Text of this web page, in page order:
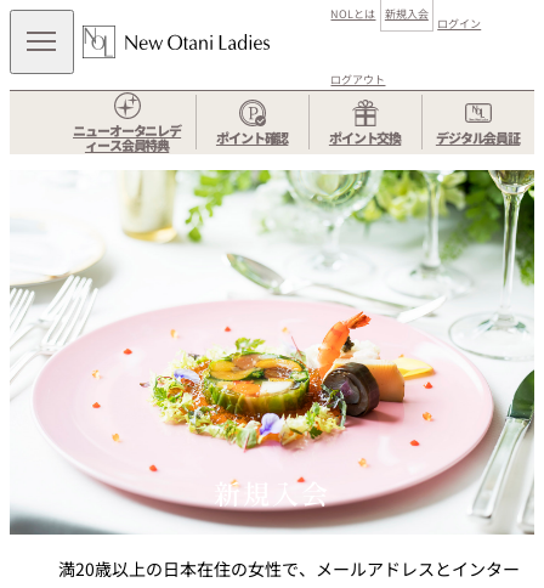
NOLとは 新規入会
ログイン
ログアウト
ニューオータニレデ
ィース会員特典 ポイント確認 ポイント交換 デジタル会員証
新規入会
満20歳以上の日本在住の女性で、メールアドレスとインター